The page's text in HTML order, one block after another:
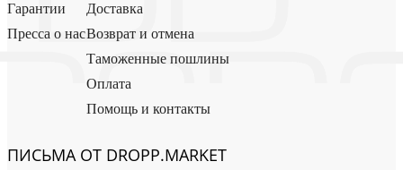
Гарантии
Пресса о нас
Доставка
Возврат и отмена
Таможенные пошлины
Оплата
Помощь и контакты
ПИСЬМА ОТ DROPP.MARKET